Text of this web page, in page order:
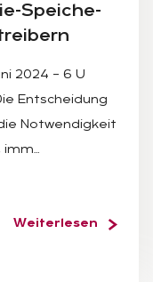
Spei­che­
2024 – 6 U
Entscheidung
Notwendigkeit
imm…
Weiterlesen